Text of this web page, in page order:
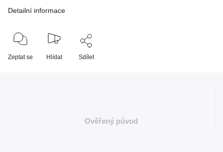
Detailní informace
Zeptat se Hlídat Sdílet
Ověřený původ